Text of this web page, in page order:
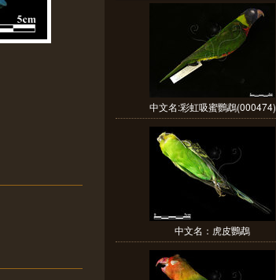
中文名:彩虹吸蜜鸚鵡(000474)
中文名：虎皮鸚鵡